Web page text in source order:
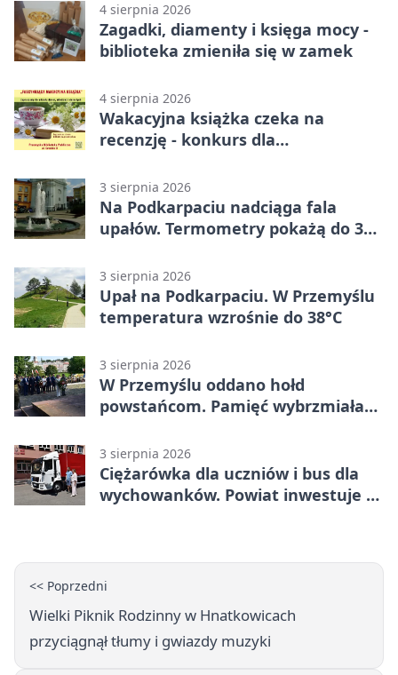
4 sierpnia 2026
Zagadki, diamenty i księga mocy -
biblioteka zmieniła się w zamek
4 sierpnia 2026
Wakacyjna książka czeka na
recenzję - konkurs dla
3 sierpnia 2026
Na Podkarpaciu nadciąga fala
upałów. Termometry pokażą do 36
3 sierpnia 2026
Upał na Podkarpaciu. W Przemyślu
temperatura wzrośnie do 38°C
3 sierpnia 2026
W Przemyślu oddano hołd
powstańcom. Pamięć wybrzmiała
3 sierpnia 2026
Ciężarówka dla uczniów i bus dla
wychowanków. Powiat inwestuje w
<< Poprzedni
Wielki Piknik Rodzinny w Hnatkowicach
przyciągnął tłumy i gwiazdy muzyki